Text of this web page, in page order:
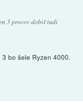
3 procov dobiš tudi
3 bo šele Ryzen 4000.